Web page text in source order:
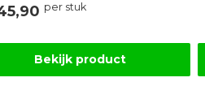
per stuk
Bekijk product